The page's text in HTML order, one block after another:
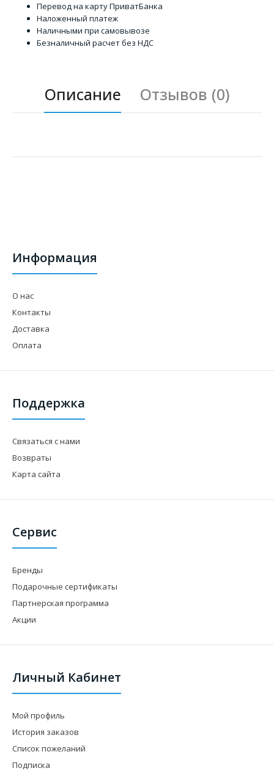
Перевод на карту ПриватБанка
Наложенный платеж
Наличными при самовывозе
Безналичный расчет без НДС
Описание Отзывов (0)
Информация
О нас
Контакты
Доставка
Оплата
Поддержка
Связаться с нами
Возвраты
Карта сайта
Сервис
Бренды
Подарочные сертификаты
Партнерская программа
Акции
Личный Кабинет
Мой профиль
История заказов
Список пожеланий
Подписка